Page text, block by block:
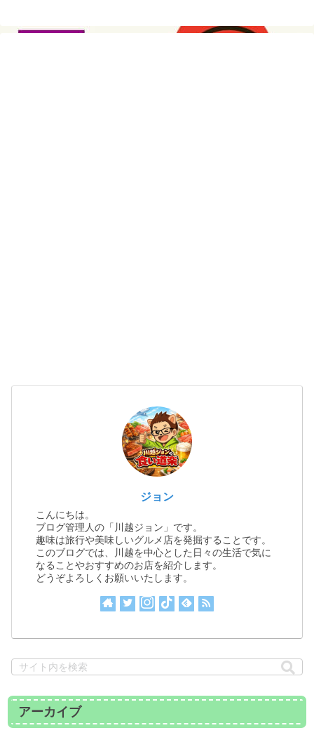
ジョン
こんにちは。
ブログ管理人の「川越ジョン」です。
趣味は旅行や美味しいグルメ店を発掘することです。
このブログでは、川越を中心とした日々の生活で気に
なることやおすすめのお店を紹介します。
どうぞよろしくお願いいたします。
アーカイブ